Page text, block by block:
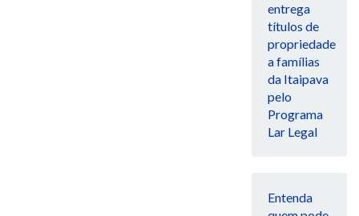
entrega
títulos de
propriedade
a famílias
da Itaipava
pelo
Programa
Lar Legal
Entenda